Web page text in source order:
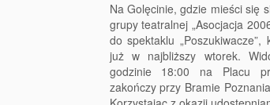
Na Golęcinie, gdzie mieści się
grupy teatralnej „Asocjacja
do spektaklu
już w najbliższy wtorek.
godzinie 18:00 na Placu
zakończy przy Bramie